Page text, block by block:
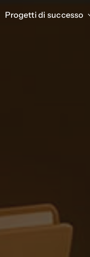
Progetti di successo
Progetti di successo